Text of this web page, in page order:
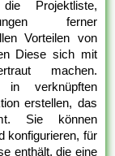
Projektliste,
ferner
Vorteilen von
Diese sich mit
machen.
in verknüpften
erstellen, das
Sie können
konfigurieren, für
enthält, die eine